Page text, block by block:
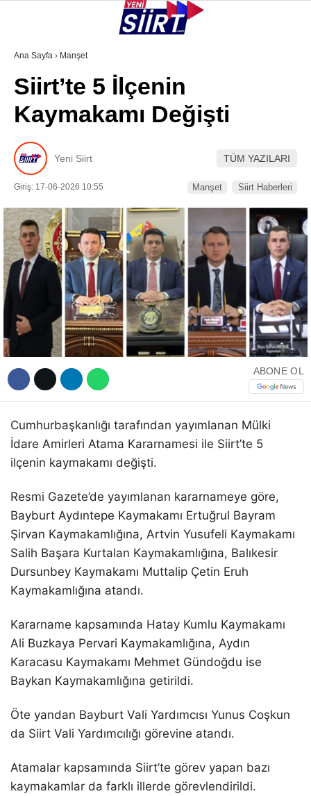
WhatsApp İhbar Hattı
Instagram
Youtube
VİDEO
KURTALAN
ERUH
BAYKAN
ŞIRVAN
TILLO
GÜNDEM
NÖBETÇI ECZANELER
Ana Sayfa › Manşet
Siirt’te 5 İlçenin
Kaymakamı Değişti
Yeni Siirt TÜM YAZILARI
Giriş: 17-06-2026 10:55 Manşet Siirt Haberleri
ABONE OL
Cumhurbaşkanlığı tarafından yayımlanan Mülki
İdare Amirleri Atama Kararnamesi ile Siirt’te 5
ilçenin kaymakamı değişti.
Resmi Gazete’de yayımlanan kararnameye göre,
Bayburt Aydıntepe Kaymakamı Ertuğrul Bayram
Şirvan Kaymakamlığına, Artvin Yusufeli Kaymakamı
Salih Başara Kurtalan Kaymakamlığına, Balıkesir
Dursunbey Kaymakamı Muttalip Çetin Eruh
Kaymakamlığına atandı.
Kararname kapsamında Hatay Kumlu Kaymakamı
Ali Buzkaya Pervari Kaymakamlığına, Aydın
Karacasu Kaymakamı Mehmet Gündoğdu ise
Baykan Kaymakamlığına getirildi.
Öte yandan Bayburt Vali Yardımcısı Yunus Coşkun
da Siirt Vali Yardımcılığı görevine atandı.
Atamalar kapsamında Siirt’te görev yapan bazı
kaymakamlar da farklı illerde görevlendirildi.